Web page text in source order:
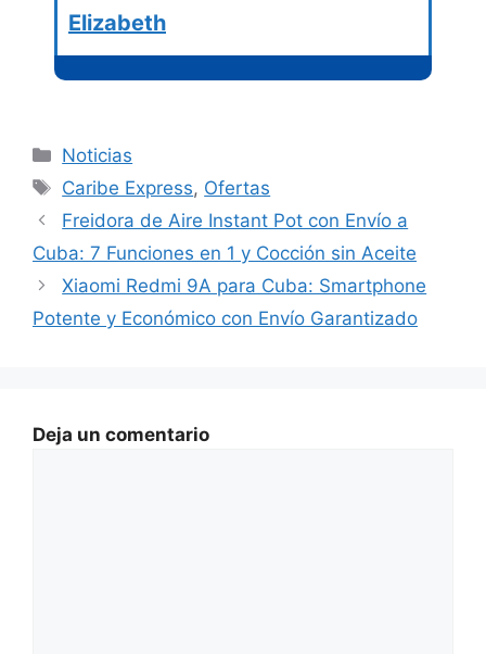
Elizabeth
Categorías
Noticias
Etiquetas
Caribe Express, Ofertas
Freidora de Aire Instant Pot con Envío a
Cuba: 7 Funciones en 1 y Cocción sin Aceite
Xiaomi Redmi 9A para Cuba: Smartphone
Potente y Económico con Envío Garantizado
Deja un comentario